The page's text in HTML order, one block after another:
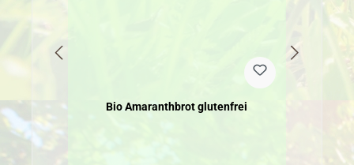
Bio Amaranthbrot glutenfrei